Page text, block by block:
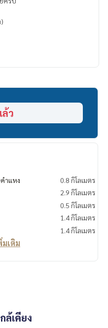
ล้ว
ำแหง
0.8 กิโลเมตร
2.9 กิโลเมตร
0.5 กิโลเมตร
1.4 กิโลเมตร
1.4 กิโลเมตร
เติม
ล้เคียง